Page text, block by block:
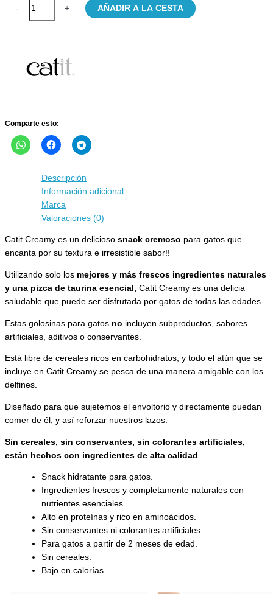
-
cremoso
Creamy
+ AÑADIR A LA CESTA
Comparte esto:
Descripción
Información adicional
Marca
Valoraciones (0)
Catit Creamy es un delicioso snack cremoso para gatos que
encanta por su textura e irresistible sabor!!
Utilizando solo los mejores y más frescos ingredientes naturales
y una pizca de taurina esencial, Catit Creamy es una delicia
saludable que puede ser disfrutada por gatos de todas las edades.
Estas golosinas para gatos no incluyen subproductos, sabores
artificiales, aditivos o conservantes.
Está libre de cereales ricos en carbohidratos, y todo el atún que se
incluye en Catit Creamy se pesca de una manera amigable con los
delfines.
Diseñado para que sujetemos el envoltorio y directamente puedan
comer de él, y así reforzar nuestros lazos.
Sin cereales, sin conservantes, sin colorantes artificiales,
están hechos con ingredientes de alta calidad
Snack hidratante para gatos.
Ingredientes frescos y completamente naturales con
nutrientes esenciales.
Alto en proteínas y rico en aminoácidos.
Sin conservantes ni colorantes artificiales.
Para gatos a partir de 2 meses de edad.
Sin cereales.
Bajo en calorías